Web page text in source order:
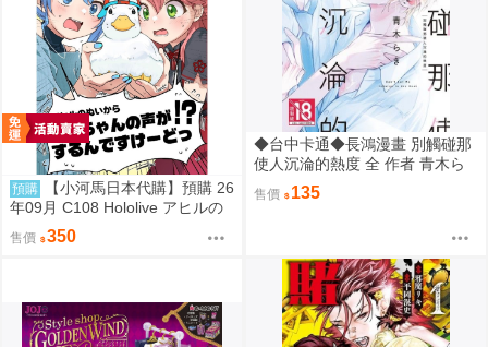
預購
【小河馬日本代購】預購 26
年09月 C108 Hololive アヒルの
ぬいからスバちゃんの声がする
んですけーどっ 繪師:MALINO
售價 350
◆台中卡通◆長鴻漫畫 別觸碰那
使人沉淪的熱度 全 作者 青木ら
き 送尼采書套
售價 135